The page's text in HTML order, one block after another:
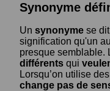
Synonyme
Un synonyme se
signification qu'un
presque semblable.
différents qui
Lorsqu’on utilise des
change pas de